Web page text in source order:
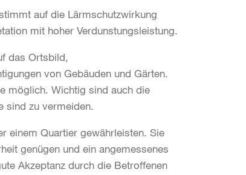
auf die Lärmschutzwirkung
mit hoher Verdunstungsleistung.
das Ortsbild,
von Gebäuden und Gärten.
möglich. Wichtig sind auch die
sind zu vermeiden.
einem Quartier gewährleisten. Sie
genügen und ein angemessenes
Akzeptanz durch die Betroffenen